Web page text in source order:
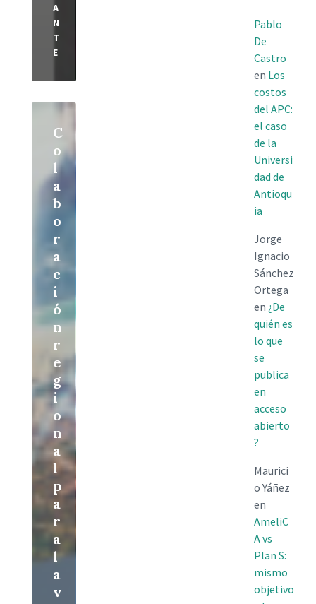
A
N
T
E
C
o
l
a
b
o
r
a
c
i
ó
n
r
e
g
i
o
n
a
l
p
a
r
a
l
a
v
Pablo
De
Castro
en Los
costos
del APC:
el caso
de la
Universi
dad de
Antioqu
ia
Jorge
Ignacio
Sánchez
Ortega
en ¿De
quién es
lo que
se
publica
en
acceso
abierto
?
Maurici
o Yáñez
en
AmeliC
A vs
Plan S:
mismo
objetivo